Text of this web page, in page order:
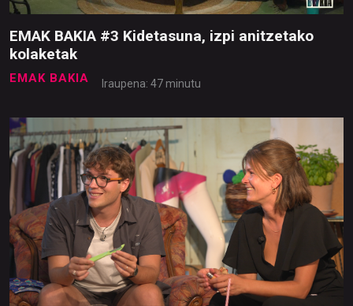
EMAK BAKIA #3 Kidetasuna, izpi anitzetako
kolaketak
EMAK BAKIA Iraupena: 47 minutu